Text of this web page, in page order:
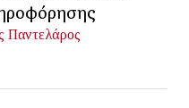
Παντελάρος